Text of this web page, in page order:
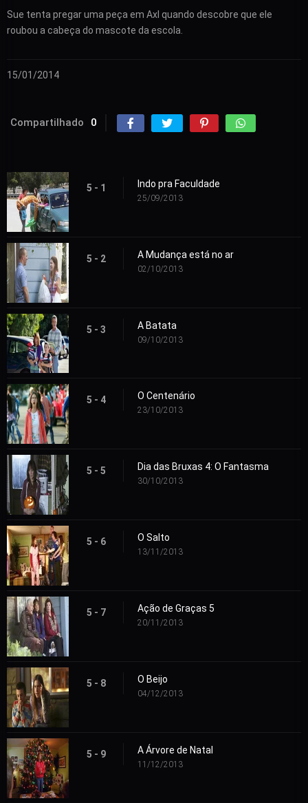
Sue tenta pregar uma peça em Axl quando descobre que ele
roubou a cabeça do mascote da escola.
15/01/2014
Compartilhado 0
5 - 1 Indo pra Faculdade
25/09/2013
5 - 2 A Mudança está no ar
02/10/2013
5 - 3 A Batata
09/10/2013
5 - 4 O Centenário
23/10/2013
5 - 5 Dia das Bruxas 4: O Fantasma
30/10/2013
5 - 6 O Salto
13/11/2013
5 - 7 Ação de Graças 5
20/11/2013
5 - 8 O Beijo
04/12/2013
5 - 9 A Árvore de Natal
11/12/2013